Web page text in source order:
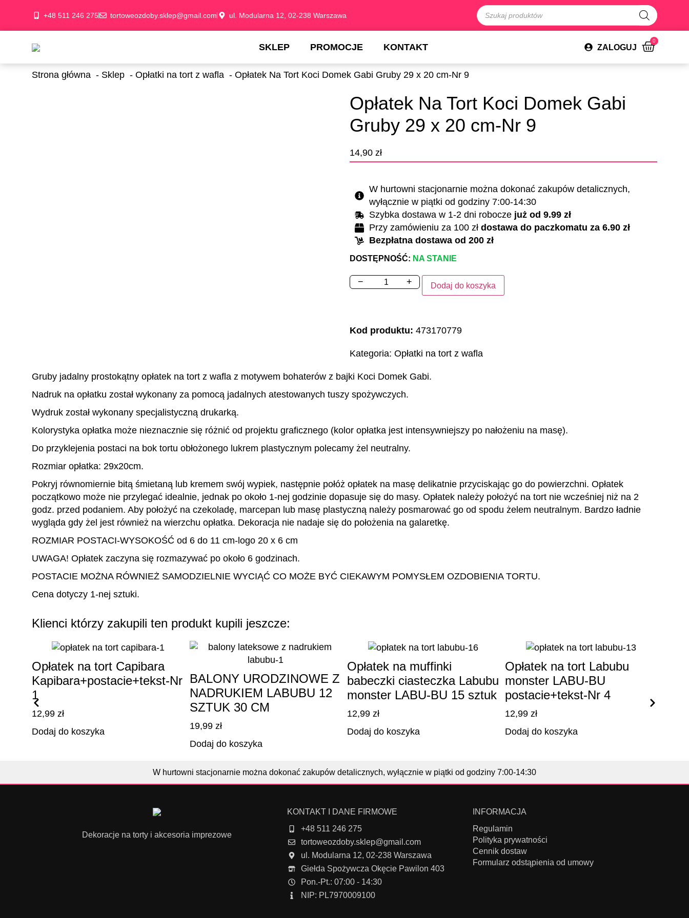
+48 511 246 275 tortoweozdoby.sklep@gmail.com ul. Modularna 12, 02-238 Warszawa
SKLEP PROMOCJE KONTAKT ZALOGUJ
0
Strona główna Sklep Opłatki na tort z wafla Opłatek Na Tort Koci Domek Gabi Gruby 29 x 20 cm-Nr 9
Opłatek Na Tort Koci Domek Gabi
Gruby 29 x 20 cm-Nr 9
14,90 zł
W hurtowni stacjonarnie można dokonać zakupów detalicznych,
wyłącznie w piątki od godziny 7:00-14:30
Szybka dostawa w 1-2 dni robocze już od 9.99 zł
Przy zamówieniu za 100 zł dostawa do paczkomatu za 6.90 zł
Bezpłatna dostawa od 200 zł
DOSTĘPNOŚĆ: NA STANIE
− + Dodaj do koszyka
Kod produktu: 473170779
Kategoria: Opłatki na tort z wafla
Gruby jadalny prostokątny opłatek na tort z wafla z motywem bohaterów z bajki Koci Domek Gabi.
Nadruk na opłatku został wykonany za pomocą jadalnych atestowanych tuszy spożywczych.
Wydruk został wykonany specjalistyczną drukarką.
Kolorystyka opłatka może nieznacznie się różnić od projektu graficznego (kolor opłatka jest intensywniejszy po nałożeniu na masę).
Do przyklejenia postaci na bok tortu obłożonego lukrem plastycznym polecamy żel neutralny.
Rozmiar opłatka: 29x20cm.
Pokryj równomiernie bitą śmietaną lub kremem swój wypiek, następnie połóż opłatek na masę delikatnie przyciskając go do powierzchni. Opłatek
początkowo może nie przylegać idealnie, jednak po około 1-nej godzinie dopasuje się do masy. Opłatek należy położyć na tort nie wcześniej niż na 2
godz. przed podaniem. Aby położyć na czekoladę, marcepan lub masę plastyczną należy posmarować go od spodu żelem neutralnym. Bardzo ładnie
wygląda gdy żel jest również na wierzchu opłatka. Dekoracja nie nadaje się do położenia na galaretkę.
ROZMIAR POSTACI-WYSOKOŚĆ od 6 do 11 cm-logo 20 x 6 cm
UWAGA! Opłatek zaczyna się rozmazywać po około 6 godzinach.
POSTACIE MOŻNA RÓWNIEŻ SAMODZIELNIE WYCIĄĆ CO MOŻE BYĆ CIEKAWYM POMYSŁEM OZDOBIENIA TORTU.
Cena dotyczy 1-nej sztuki.
Klienci którzy zakupili ten produkt kupili jeszcze:
Opłatek na tort Capibara
Kapibara+postacie+tekst-Nr
1
12,99 zł
Dodaj do koszyka
BALONY URODZINOWE Z
NADRUKIEM LABUBU 12
SZTUK 30 CM
19,99 zł
Dodaj do koszyka
Opłatek na muffinki
babeczki ciasteczka Labubu
monster LABU-BU 15 sztuk
12,99 zł
Dodaj do koszyka
Opłatek na tort Labubu
monster LABU-BU
postacie+tekst-Nr 4
12,99 zł
Dodaj do koszyka
W hurtowni stacjonarnie można dokonać zakupów detalicznych, wyłącznie w piątki od godziny 7:00-14:30
Dekoracje na torty i akcesoria imprezowe
KONTAKT I DANE FIRMOWE
+48 511 246 275
tortoweozdoby.sklep@gmail.com
ul. Modularna 12, 02-238 Warszawa
Giełda Spożywcza Okęcie Pawilon 403
Pon.-Pt.: 07:00 - 14:30
NIP: PL7970009100
INFORMACJA
Regulamin
Polityka prywatności
Cennik dostaw
Formularz odstąpienia od umowy